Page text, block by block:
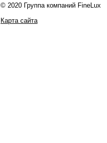
© 2020 Группа компаний FineLux
Карта сайта